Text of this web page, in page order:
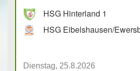
HSG Hinterland 1
Dienstag, 25.8.2026